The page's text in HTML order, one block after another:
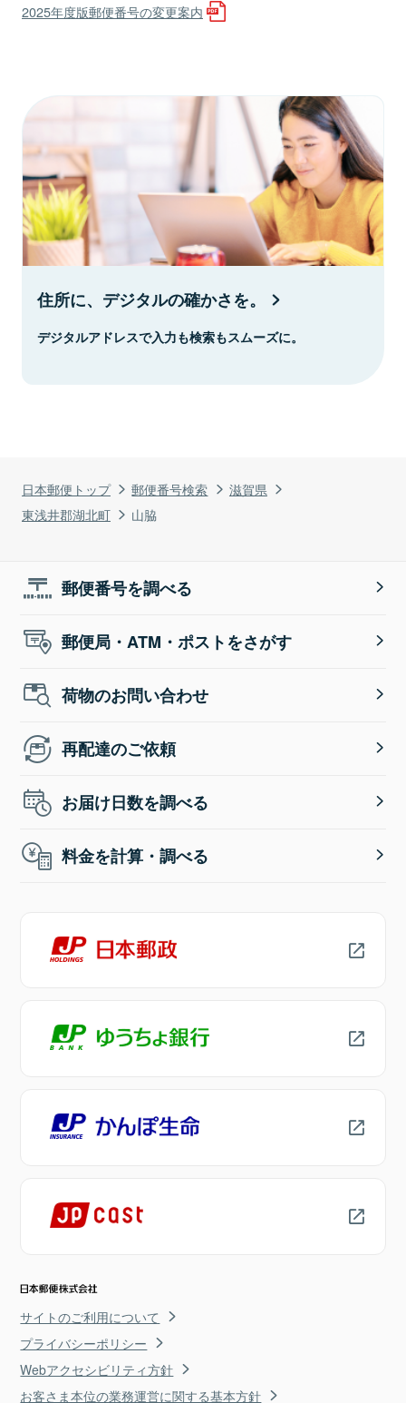
日本郵便トップ 郵便番号検索
滋賀県
東浅井郡湖北町
山脇
2025年度版郵便番号の変更案内
住所に、デジタルの確かさを。
デジタルアドレスで入力も検索もスムーズに。
郵便番号を調べる
郵便局・ATM・ポストをさがす
荷物のお問い合わせ
再配達のご依頼
お届け日数を調べる
料金を計算・調べる
サイトのご利用について
プライバシーポリシー
Webアクセシビリティ方針
お客さま本位の業務運営に関する基本方針